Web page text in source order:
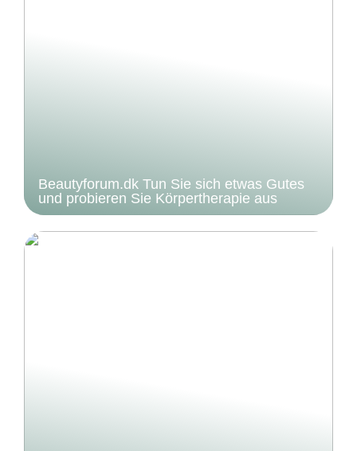
Beautyforum.dk Tun Sie sich etwas Gutes
und probieren Sie Körpertherapie aus